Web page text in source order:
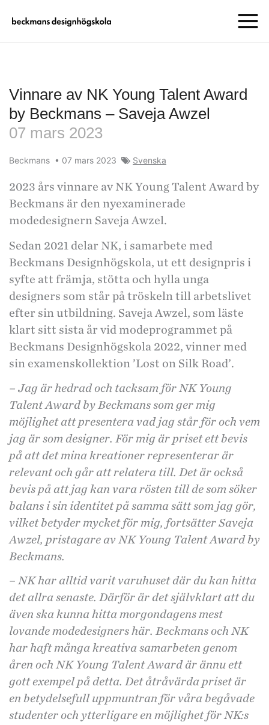
Vinnare av NK Young Talent Award
by Beckmans – Saveja Awzel
07 mars 2023
Beckmans • 07 mars 2023 Svenska
2023 års vinnare av NK Young Talent Award by
Beckmans är den nyexaminerade
modedesignern Saveja Awzel.
Sedan 2021 delar NK, i samarbete med
Beckmans Designhögskola, ut ett designpris i
syfte att främja, stötta och hylla unga
designers som står på tröskeln till arbetslivet
efter sin utbildning. Saveja Awzel, som läste
klart sitt sista år vid modeprogrammet på
Beckmans Designhögskola 2022, vinner med
sin examenskollektion ’Lost on Silk Road’.
– Jag är hedrad och tacksam för NK Young
Talent Award by Beckmans som ger mig
möjlighet att presentera vad jag står för och vem
jag är som designer. För mig är priset ett bevis
på att det mina kreationer representerar är
relevant och går att relatera till. Det är också
bevis på att jag kan vara rösten till de som söker
balans i sin identitet på samma sätt som jag gör,
vilket betyder mycket för mig, fortsätter Saveja
Awzel, pristagare av NK Young Talent Award by
Beckmans.
– NK har alltid varit varuhuset där du kan hitta
det allra senaste. Därför är det självklart att du
även ska kunna hitta morgondagens mest
lovande modedesigners här. Beckmans och NK
har haft många kreativa samarbeten genom
åren och NK Young Talent Award är ännu ett
gott exempel på detta. Det åtråvärda priset är
en betydelsefull uppmuntran för våra begåvade
studenter och ytterligare en möjlighet förNK:s